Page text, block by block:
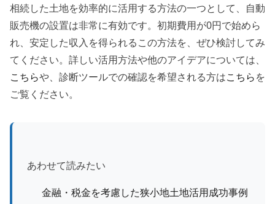
相続した土地を効率的に活用する方法の一つとして、自動
販売機の設置は非常に有効です。初期費用が0円で始めら
れ、安定した収入を得られるこの方法を、ぜひ検討してみ
てください。詳しい活用方法や他のアイデアについては、
こちらや、診断ツールでの確認を希望される方はこちらを
ご覧ください。
あわせて読みたい
金融・税金を考慮した狭小地土地活用成功事例